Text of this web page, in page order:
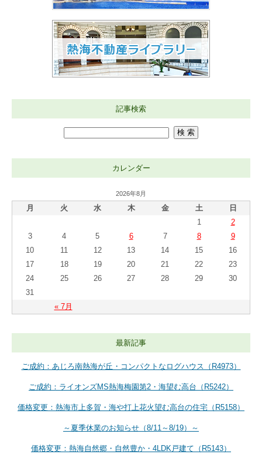
記事検索
カレンダー
2026年8月
月 火 水 木 金 土 日
« 7月
1
2
3
4 5 6 7 8
9
10
11 12 13 14 15
16
17
18 19 20 21 22
23
24
25 26 27 28 29
30
31
最新記事
ご成約：あじろ南熱海が丘・コンパクトなログハウス（R4973）
ご成約：ライオンズMS熱海梅園第2・海望む高台（R5242）
価格変更：熱海市上多賀・海や打上花火望む高台の住宅（R5158）
～夏季休業のお知らせ（8/11～8/19）～
価格変更：熱海自然郷・自然豊か・4LDK戸建て（R5143）